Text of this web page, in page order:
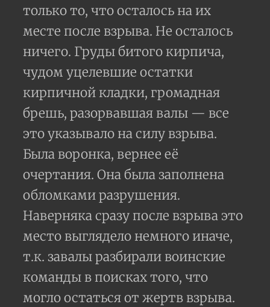
только то, что осталось на их
месте после взрыва. Не осталось
ничего. Груды битого кирпича,
чудом уцелевшие остатки
кирпичной кладки, громадная
брешь, разорвавшая валы — все
это указывало на силу взрыва.
Была воронка, вернее её
очертания. Она была заполнена
обломками разрушения.
Наверняка сразу после взрыва это
место выглядело немного иначе,
т.к. завалы разбирали воинские
команды в поисках того, что
могло остаться от жертв взрыва.